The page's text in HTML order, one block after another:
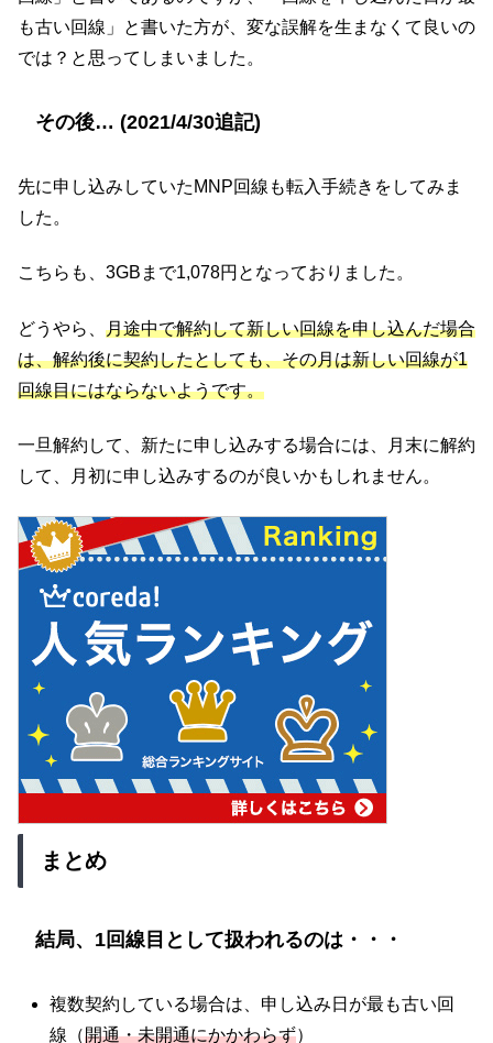
も古い回線」と書いた方が、変な誤解を生まなくて良いの
では？と思ってしまいました。
その後… (2021/4/30追記)
先に申し込みしていたMNP回線も転入手続きをしてみま
した。
こちらも、3GBまで1,078円となっておりました。
どうやら、 月途中で解約して新しい回線を申し込んだ場合
は、解約後に契約したとしても、その月は新しい回線が1
回線目にはならないようです。
一旦解約して、新たに申し込みする場合には、月末に解約
して、月初に申し込みするのが良いかもしれません。
まとめ
結局、1回線目として扱われるのは・・・
複数契約している場合は、申し込み日が最も古い回
線（開通・未開通にかかわらず）